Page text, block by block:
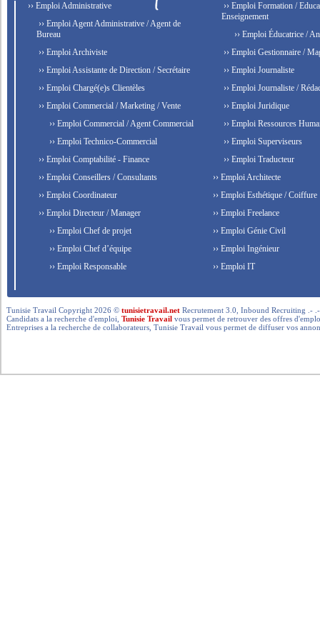
›› Emploi Administrative
›› Emploi Agent Administrative / Agent de
Bureau
›› Emploi Archiviste
›› Emploi Assistante de Direction / Secrétaire
›› Emploi Chargé(e)s Clientèles
›› Emploi Commercial / Marketing / Vente
›› Emploi Commercial / Agent Commercial
›› Emploi Technico-Commercial
›› Emploi Comptabilité - Finance
›› Emploi Conseillers / Consultants
›› Emploi Coordinateur
›› Emploi Directeur / Manager
›› Emploi Chef de projet
›› Emploi Chef d’équipe
›› Emploi Responsable
›› Emploi Formation /
Enseignement
›› Emploi Éducatrice /
›› Emploi Gestionnaire /
›› Emploi Journaliste
›› Emploi Journaliste /
›› Emploi Juridique
›› Emploi Ressources
›› Emploi Superviseurs
›› Emploi Traducteur
›› Emploi Architecte
›› Emploi Esthétique / Coiffure
›› Emploi Freelance
›› Emploi Génie Civil
›› Emploi Ingénieur
›› Emploi IT
Tunisie Travail Copyright 2026 ©tunisietravail.net Recrutement 3.0, Inbound Recruiting .-
Candidats a la recherche d'emploi,Tunisie Travail vous permet de retrouver des offres
Entreprises a la recherche de collaborateurs, Tunisie Travail vous permet de diffuser vos